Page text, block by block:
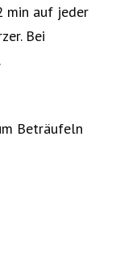
min auf jeder
Bei
Beträufeln